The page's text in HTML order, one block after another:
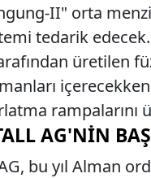
II" orta
tedarik
üretilen
rampalarını
AG'NIN
bu yıl Alman